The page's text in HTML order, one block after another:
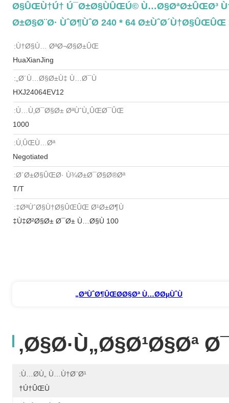
5.1 Ø§ÛŒÙ†Ú† Ú¯Ø±Ø§ÙÛŒÚ© Ù…Ø§ØªØ±ÛŒØ³
Ø±Ø§Ø¨Ø· ÙˆØ¶ÙˆØ­ 240 * 64
Ù†Ø§Ù… ØªØ¬Ø§Ø±ÛŒ:
HuaXianJing
Ø´Ù…Ø§Ø±Ù‡ Ù…Ø¯Ù„:
HXJ24064EV12
Ù…Ù‚Ø¯Ø§Ø± ØªÙˆÙ„ÛŒØ¯ÛŒ:
1000
Ù‚ÛŒÙ…Øª:
Negotiated
Ø´Ø±Ø§ÛŒØ· Ù¾Ø±Ø¯Ø§Ø®Øª:
T/T
ØªÙˆØ§Ù†Ø§ÛŒÛŒ Ø¹Ø±Ø¶Ù‡:
100 Ù‡Ø²Ø§Ø± Ø¯Ø± Ù…Ø§Ù‡
ØªÙˆØ¶ÛŒØ­Ø§Øª Ù…Ø­ØµÙˆÙ„
Ø§Ø·Ù„Ø§Ø¹Ø§Øª
Ù…Ø­Ù„ Ù…Ù†Ø¨Ø¹:
Ú†ÛŒÙ†